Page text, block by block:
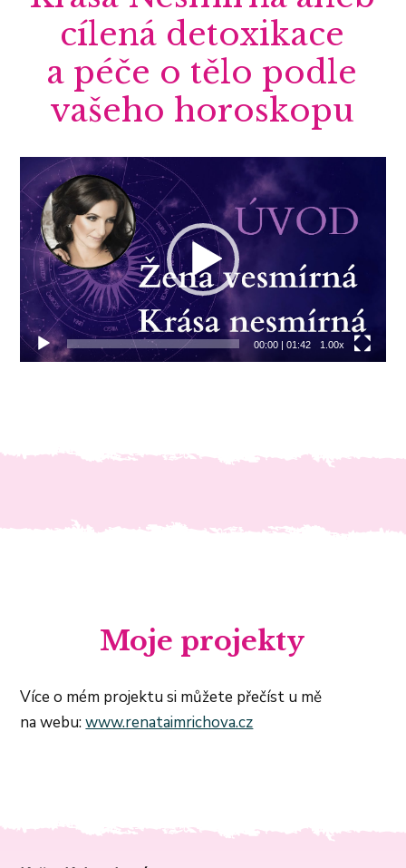
cílená detoxikace
a péče o tělo podle
vašeho horoskopu
Video
přehrávač
00:00| 01:42 1.00x
Moje projekty
Více o mém projektu si můžete přečíst u mě
na webu:www.renataimrichova.cz